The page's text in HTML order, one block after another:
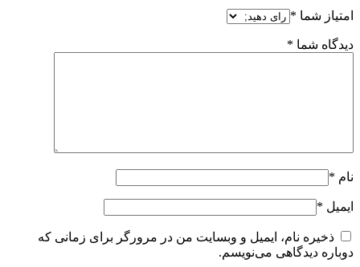
امتیاز شما *
دیدگاه شما *
نام *
ایمیل *
ذخیره نام، ایمیل و وبسایت من در مرورگر برای زمانی که
دوباره دیدگاهی می‌نویسم.